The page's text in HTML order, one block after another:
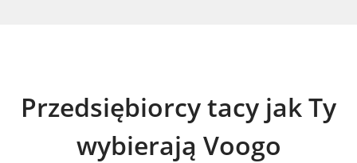
Przedsiębiorcy tacy jak Ty
wybierają Voogo